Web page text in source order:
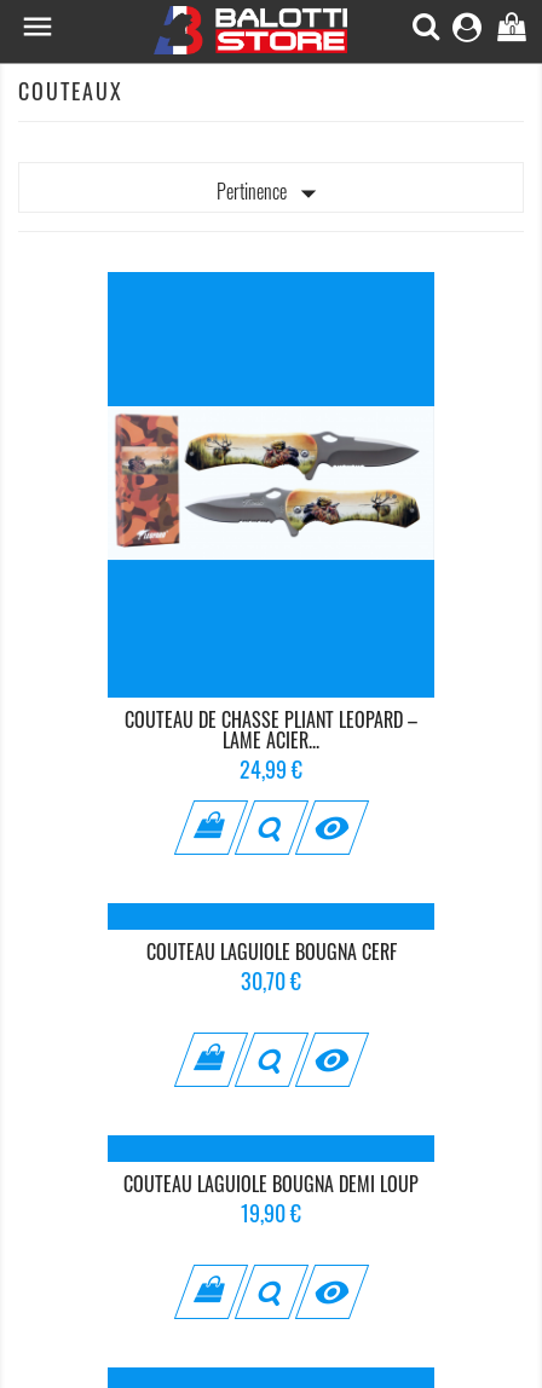
 0
COUTEAUX
Pertinence 
COUTEAU DE CHASSE PLIANT LEOPARD –
LAME ACIER...
Prix
24,99 €

COUTEAU LAGUIOLE BOUGNA CERF
Prix
30,70 €

COUTEAU LAGUIOLE BOUGNA DEMI LOUP
Prix
19,90 €
